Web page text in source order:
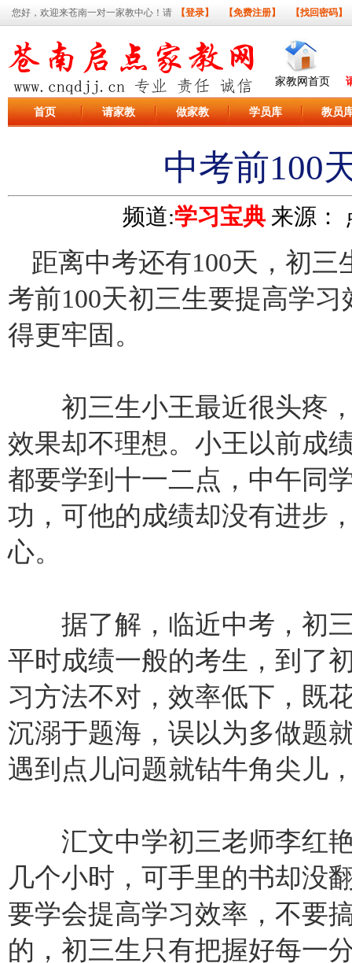
您好，欢迎来苍南一对一家教中心！请 【登录】 【免费注册】 【找回密码】
家教网首页
首页 请家教 做家教 学员库 教员
中考前100
频道:学习宝典来源：
距离中考还有100天，初
考前100天初三生要提高学
得更牢固。
初三生小王最近很头疼，
效果却不理想。小王以前成
都要学到十一二点，中午同
功，可他的成绩却没有进步
心。
据了解，临近中考，初三
平时成绩一般的考生，到了
习方法不对，效率低下，既
沉溺于题海，误以为多做题
遇到点儿问题就钻牛角尖儿
汇文中学初三老师李红艳
几个小时，可手里的书却没
要学会提高学习效率，不要
的，初三生只有把握好每一